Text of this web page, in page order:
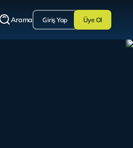
Arama Giriş Yap Üye Ol